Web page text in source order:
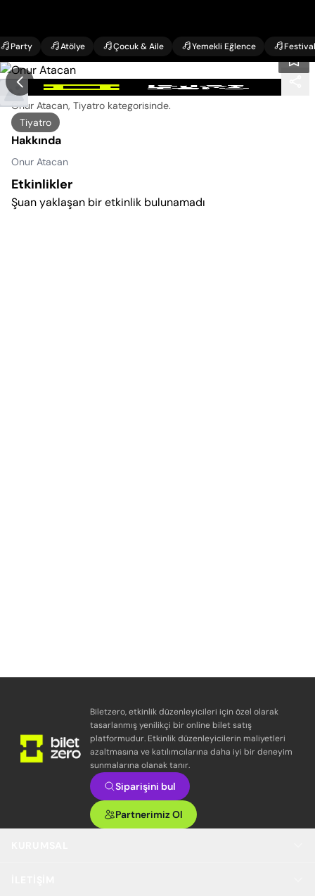
Party Atölye Çocuk & Aile Yemekli Eğlence Festival
Onur Atacan Etkinlikleri
Onur Atacan, Tiyatro kategorisinde.
Tiyatro
Hakkında
Onur Atacan
Etkinlikler
Şuan yaklaşan bir etkinlik bulunamadı
Biletzero, etkinlik düzenleyicileri için özel olarak
tasarlanmış yenilikçi bir online bilet satış
platformudur. Etkinlik düzenleyicilerin maliyetleri
azaltmasına ve katılımcılarına daha iyi bir deneyim
sunmalarına olanak tanır.
Siparişini bul
Partnerimiz Ol